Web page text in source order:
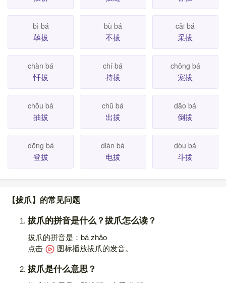
bì bá
荜拔
bù bá
不拔
căi bá
采拔
chàn bá
忏拔
chí bá
持拔
chǒng bá
宠拔
chōu bá
抽拔
chū bá
出拔
dăo bá
倒拔
dēng bá
登拔
diàn bá
电拔
dòu bá
斗拔
【拔爪】的常见问题
拔爪的拼音是什么？拔爪怎么读？
拔爪的拼音是：bá zhăo
点击
图标播放拔爪的发音。
拔爪是什么意思？